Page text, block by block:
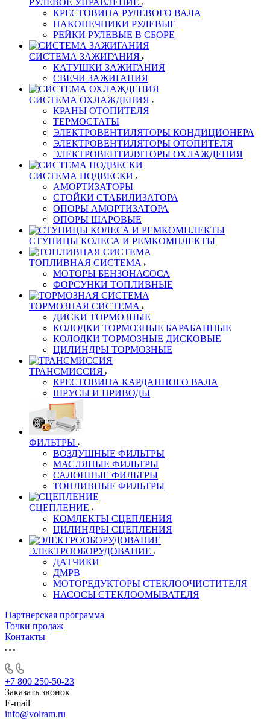
РУЛЕВОЕ УПРАВЛЕНИЕ
КРЕСТОВИНА РУЛЕВОГО ВАЛА
НАКОНЕЧНИКИ РУЛЕВЫЕ
РЕЙКИ РУЛЕВЫЕ В СБОРЕ
СИСТЕМА ЗАЖИГАНИЯ
КАТУШКИ ЗАЖИГАНИЯ
СВЕЧИ ЗАЖИГАНИЯ
СИСТЕМА ОХЛАЖДЕНИЯ
КРАНЫ ОТОПИТЕЛЯ
ТЕРМОСТАТЫ
ЭЛЕКТРОВЕНТИЛЯТОРЫ КОНДИЦИОНЕРА
ЭЛЕКТРОВЕНТИЛЯТОРЫ ОТОПИТЕЛЯ
ЭЛЕКТРОВЕНТИЛЯТОРЫ ОХЛАЖДЕНИЯ
СИСТЕМА ПОДВЕСКИ
АМОРТИЗАТОРЫ
СТОЙКИ СТАБИЛИЗАТОРА
ОПОРЫ АМОРТИЗАТОРА
ОПОРЫ ШАРОВЫЕ
СТУПИЦЫ КОЛЕСА И РЕМКОМПЛЕКТЫ
ТОПЛИВНАЯ СИСТЕМА
МОТОРЫ БЕНЗОНАСОСА
ФОРСУНКИ ТОПЛИВНЫЕ
ТОРМОЗНАЯ СИСТЕМА
ДИСКИ ТОРМОЗНЫЕ
КОЛОДКИ ТОРМОЗНЫЕ БАРАБАННЫЕ
КОЛОДКИ ТОРМОЗНЫЕ ДИСКОВЫЕ
ЦИЛИНДРЫ ТОРМОЗНЫЕ
ТРАНСМИССИЯ
КРЕСТОВИНА КАРДАННОГО ВАЛА
ШРУСЫ И ПРИВОДЫ
ФИЛЬТРЫ
ВОЗДУШНЫЕ ФИЛЬТРЫ
МАСЛЯНЫЕ ФИЛЬТРЫ
САЛОННЫЕ ФИЛЬТРЫ
ТОПЛИВНЫЕ ФИЛЬТРЫ
СЦЕПЛЕНИЕ
КОМЛЕКТЫ СЦЕПЛЕНИЯ
ЦИЛИНДРЫ СЦЕПЛЕНИЯ
ЭЛЕКТРООБОРУДОВАНИЕ
ДАТЧИКИ
ДМРВ
МОТОРЕДУКТОРЫ СТЕКЛООЧИСТИТЕЛЯ
НАСОСЫ СТЕКЛООМЫВАТЕЛЯ
Партнерская программа
Точки продаж
Контакты
+7 800 250-50-23
Заказать звонок
E-mail
info@volram.ru